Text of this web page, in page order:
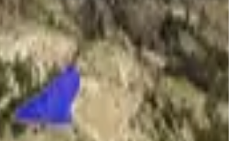
Doğancılar Mahallesi
·1.633/m²· 22.07.2026
₺
TEMSİLCİLİĞİ ali durmaz